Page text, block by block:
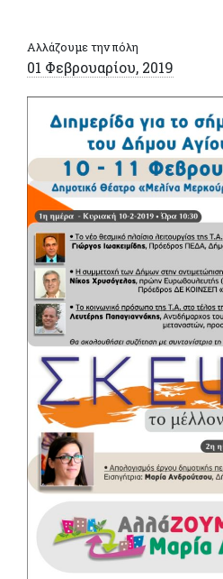
Αλλάζουμε την πόλη
01 Φεβρουαρίου, 2019